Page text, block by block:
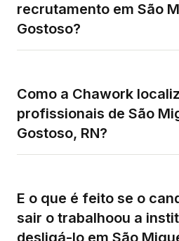
recrutamento em São
Gostoso?
Como a Chawork
profissionais de São
Gostoso, RN?
E o que é feito se o
sair o trabalhoou a
desligá-lo em São